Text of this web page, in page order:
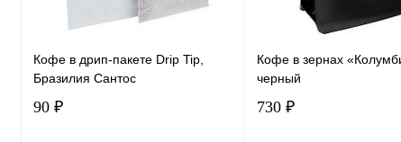
Кофе в дрип-пакете Drip Tip,
Бразилия Сантос
90 ₽
Кофе в зернах
черный
730 ₽